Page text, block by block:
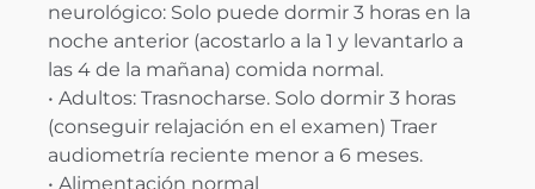
neurológico: Solo puede dormir 3 horas en la
noche anterior (acostarlo a la 1 y levantarlo a
las 4 de la mañana) comida normal.
• Adultos: Trasnocharse. Solo dormir 3 horas
(conseguir relajación en el examen) Traer
audiometría reciente menor a 6 meses.
• Alimentación normal